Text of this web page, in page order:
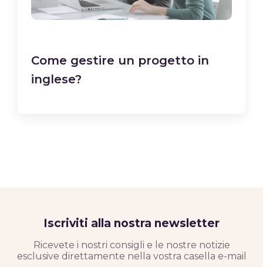
Come gestire un progetto in
inglese?
Iscriviti alla nostra newsletter
Ricevete i nostri consigli e le nostre notizie
esclusive direttamente nella vostra casella e-mail